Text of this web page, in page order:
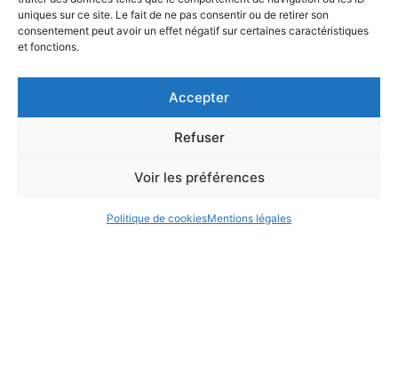
uniques sur ce site. Le fait de ne pas consentir ou de retirer son
consentement peut avoir un effet négatif sur certaines caractéristiques
et fonctions.
Accepter
Refuser
Voir les préférences
Politique de cookiesMentions légales